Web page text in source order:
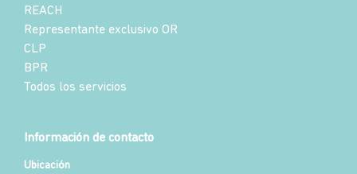
REACH
Representante exclusivo OR
CLP
BPR
Todos los servicios
Información de contacto
Ubicación